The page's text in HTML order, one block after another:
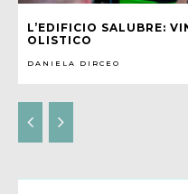
L’EDIFICIO SALUBRE:
OLISTICO
DANIELA DIRCEO